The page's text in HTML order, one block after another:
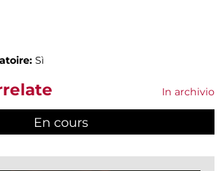
Sì
In archivio
En cours